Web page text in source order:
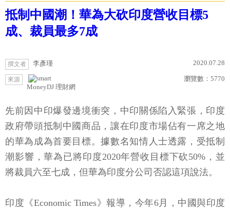
抵制中國潮！華為大砍印度營收目標5
成、裁員最多7成
撰文者 李彥瑾 2020.07.28
來源
MoneyDJ 理財網
瀏覽數： 5770
先前因中印爆發邊境衝突，中印關係陷入緊張，印度
政府帶頭抵制中國商品，讓在印度市場佔有一席之地
的華為成為首要目標。據數名知情人士透露，受抵制
潮影響，華為已將印度2020年營收目標下砍50%，並
將裁員六至七成，但華為印度分公司否認這項說法。
印度《Economic Times》報導，今年6月，中國與印度